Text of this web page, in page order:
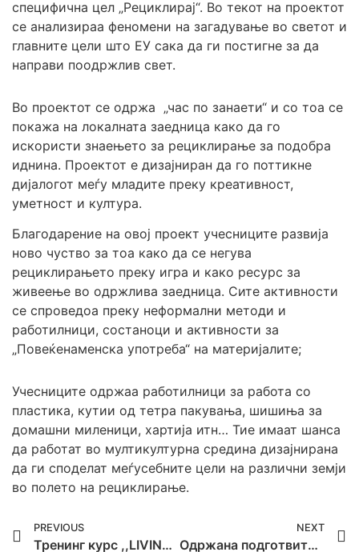
специфична цел „Рециклирај“. Во текот на проектот
се анализираа феномени на загадување во светот и
главните цели што ЕУ сака да ги постигне за да
направи поодржлив свет.
Во проектот се одржа „час по занаети“ и со тоа се
покажа на локалната заедница како да го
искористи знаењето за рециклирање за подобра
иднина. Проектот е дизајниран да го поттикне
дијалогот меѓу младите преку креативност,
уметност и култура.
Благодарение на овој проект учесниците развија
ново чуство за тоа како да се негува
рециклирањето преку игра и како ресурс за
живеење во одржлива заедница. Сите активности
се спроведоа преку неформални методи и
работилници, состаноци и активности за
„Повеќенаменска употреба“ на материјалите;
Учесниците одржаа работилници за работа со
пластика, кутии од тетра пакувања, шишиња за
домашни миленици, хартија итн… Тие имаат шанса
да работат во мултикултурна средина дизајнирана
да ги споделат меѓусебните цели на различни земји
во полето на рециклирање.
PREVIOUS
Тренинг курс ,,LIVING TOGETHER-BREAKING HATE” во Шпанија
NEXT
Одржана подготвителна средба во рамките на 2ри август – Dikh He Na Bister